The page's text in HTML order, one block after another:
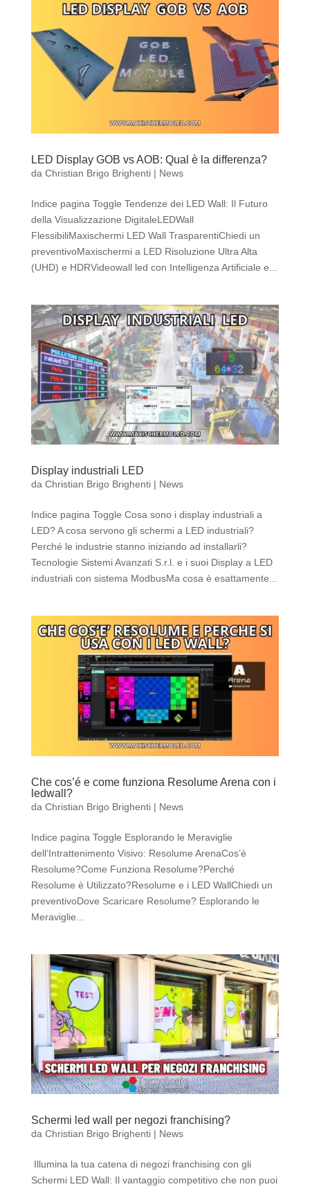
LED Display GOB vs AOB: Qual è la differenza?
da Christian Brigo Brighenti| News
Indice pagina Toggle Tendenze dei LED Wall: Il Futuro
della Visualizzazione DigitaleLEDWall
FlessibiliMaxischermi LED Wall TrasparentiChiedi un
preventivoMaxischermi a LED Risoluzione Ultra Alta
(UHD) e HDRVideowall led con Intelligenza Artificiale e...
Display industriali LED
da Christian Brigo Brighenti| News
Indice pagina Toggle Cosa sono i display industriali a
LED? A cosa servono gli schermi a LED industriali?
Perché le industrie stanno iniziando ad installarli?
Tecnologie Sistemi Avanzati S.r.l. e i suoi Display a LED
industriali con sistema ModbusMa cosa è esattamente...
Che cos’é e come funziona Resolume Arena con i
ledwall?
da Christian Brigo Brighenti| News
Indice pagina Toggle Esplorando le Meraviglie
dell’Intrattenimento Visivo: Resolume ArenaCos’è
Resolume?Come Funziona Resolume?Perché
Resolume è Utilizzato?Resolume e i LED WallChiedi un
preventivoDove Scaricare Resolume? Esplorando le
Meraviglie...
Schermi led wall per negozi franchising?
da Christian Brigo Brighenti| News
Illumina la tua catena di negozi franchising con gli
Schermi LED Wall: Il vantaggio competitivo che non puoi